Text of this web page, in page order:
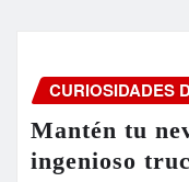
CURIOSIDADES
Mantén tu
ingenioso